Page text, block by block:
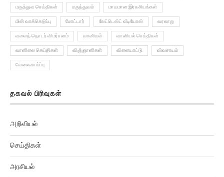
மின் வாக்கெடுப்பு மோட்டார் லேட்டெஸ்ட் வீடியோஸ்
வலைத் தொடர் விமர்சனம் வானியல் வானியல் செய்திகள்
வானிலை செய்திகள் விஞ்ஞானிகள் விளையாட்டு விவசாயம்
வேலைவாய்ப்பு
செய்திகள்
அரசியல்